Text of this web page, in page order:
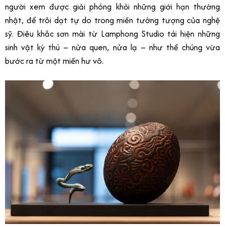
người xem được giải phóng khỏi những giới hạn thường
nhật, để trôi dạt tự do trong miền tưởng tượng của nghệ
sỹ. Điêu khắc sơn mài từ Lamphong Studio tái hiện những
sinh vật kỳ thú – nửa quen, nửa lạ – như thể chúng vừa
bước ra từ một miền hư vô.